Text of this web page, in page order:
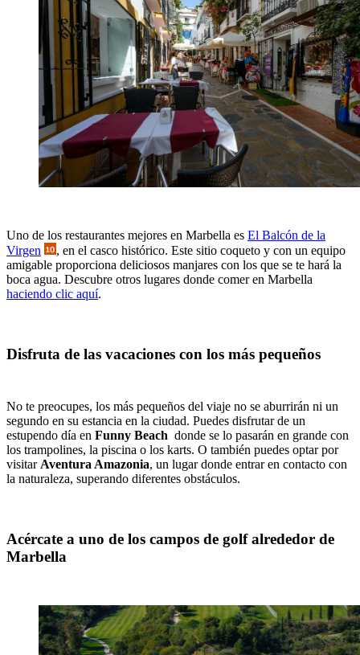
Uno de los restaurantes mejores en Marbella es El Balcón de la
Virgen
, en el casco histórico. Este sitio coqueto y con un equipo
amigable proporciona deliciosos manjares con los que se te hará la
boca agua. Descubre otros lugares donde comer en Marbella
haciendo clic aquí.
Disfruta de las vacaciones con los más pequeños
No te preocupes, los más pequeños del viaje no se aburrirán ni un
segundo en su estancia en la ciudad. Puedes disfrutar de un
estupendo día en Funny Beach donde se lo pasarán en grande con
los trampolines, la piscina o los karts. O también puedes optar por
visitar Aventura Amazonia, un lugar donde entrar en contacto con
la naturaleza, superando diferentes obstáculos.
Acércate a uno de los campos de golf alrededor de
Marbella